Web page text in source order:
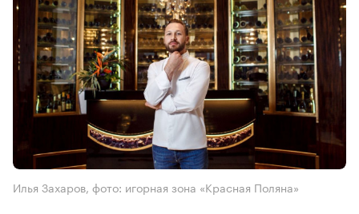
Илья Захаров, фото: игорная зона «Красная Поляна»